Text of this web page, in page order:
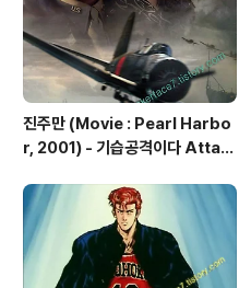
진주만 (Movie : Pearl Harbo
r, 2001) - 기습공격이다 Attac